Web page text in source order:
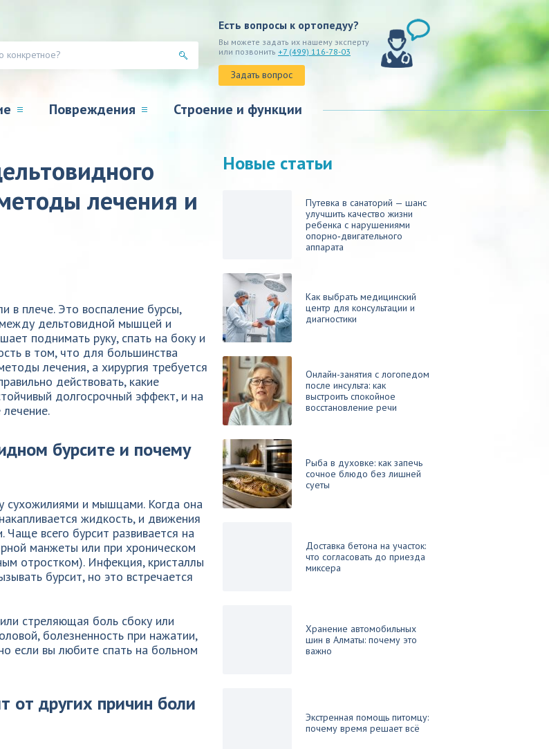
Есть вопросы к ортопедуу?
Вы можете задать их нашему эксперту
или позвонить +7 (499) 116-78-03
Задать вопрос
Повреждения Строение и функции
лечения и
в плече. Это воспаление бурсы,
дельтовидной мышцей и
поднимать руку, спать на боку и
в том, что для большинства
лечения, а хирургия требуется
действовать, какие
долгосрочный эффект, и на
бурсите и почему
сухожилиями и мышцами. Когда она
жидкость, и движения
всего бурсит развивается на
манжеты или при хроническом
отростком). Инфекция, кристаллы
бурсит, но это встречается
стреляющая боль сбоку или
болезненность при нажатии,
если вы любите спать на больном
от других причин боли
Новые статьи
Путевка в санаторий — шанс
улучшить качество жизни
ребенка с нарушениями
опорно‑двигательного
аппарата
Как выбрать медицинский
центр для консультации и
диагностики
Онлайн-занятия с логопедом
после инсульта: как
выстроить спокойное
восстановление речи
Рыба в духовке: как запечь
сочное блюдо без лишней
суеты
Доставка бетона на участок:
что согласовать до приезда
миксера
Хранение автомобильных
шин в Алматы: почему это
важно
Экстренная помощь питомцу:
почему время решает всё